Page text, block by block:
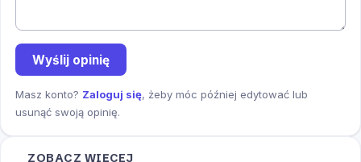
Wyślij opinię
Masz konto? Zaloguj się, żeby móc później edytować lub
usunąć swoją opinię.
ZOBACZ WIĘCEJ